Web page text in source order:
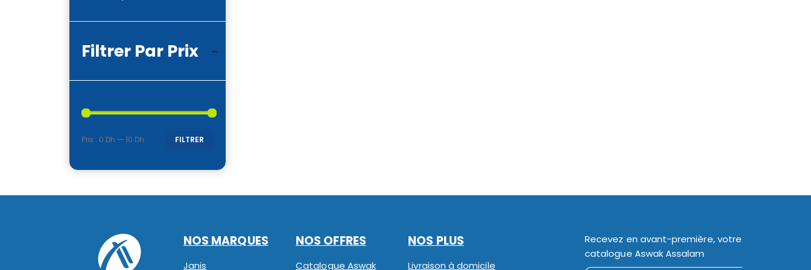
Filtrer Par Prix
FILTRER
Prix : 0 Dh — 10 Dh
NOS MARQUES
Janis
NOS OFFRES
Catalogue Aswak
NOS PLUS
Livraison à domicile
Recevez en avant-première, votre
catalogue Aswak Assalam